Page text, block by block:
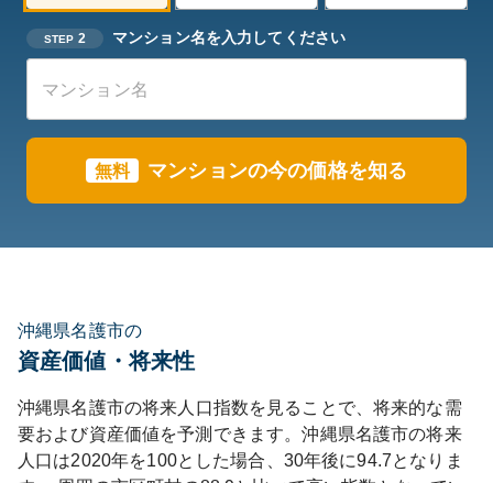
STEP 2 マンション名を入力してください
無料 マンションの今の価格を知る
沖縄県名護市の
資産価値・将来性
沖縄県名護市の将来人口指数を見ることで、将来的な需
要および資産価値を予測できます。沖縄県名護市の将来
人口は2020年を100とした場合、30年後に94.7となりま